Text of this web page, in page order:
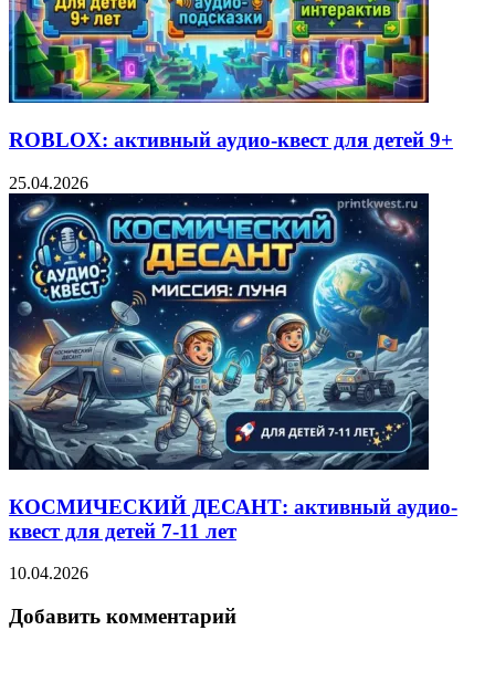
ROBLOX: активный аудио-квест для детей 9+
25.04.2026
КОСМИЧЕСКИЙ ДЕСАНТ: активный аудио-
квест для детей 7-11 лет
10.04.2026
Добавить комментарий